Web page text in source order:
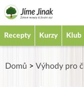
Recepty Kurzy Klub
Domů > Výhody pro